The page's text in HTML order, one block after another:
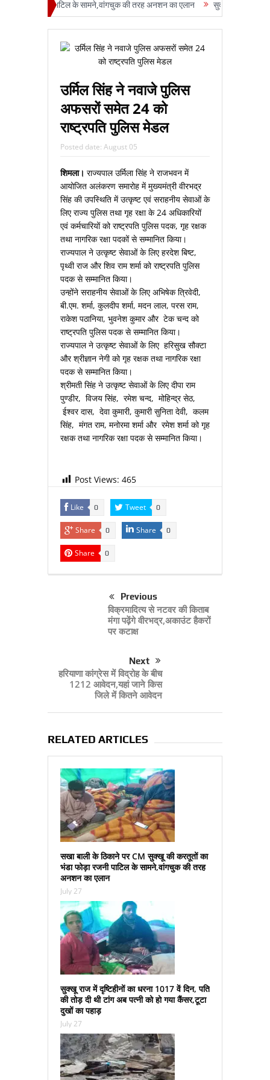
रजनी पाटिल के सामने,वांगचुक की तरह अनशन का एलान सुक्‍खू राज में दृष्टिहीनों
उर्मिल सिंह ने नवाजे पुलिस
अफसरों समेत 24 को
राष्‍ट्रपति पुलिस मेडल
Posted date: August 05
शिमला। राज्यपाल उर्मिला सिंह ने राजभवन में
आयोजित अलंकरण समारोह में मुख्यमंत्री वीरभद्र
सिंह की उपस्थिति में उत्कृष्ट एवं सराहनीय सेवाओं के
लिए राज्य पुलिस तथा गृह रक्षा के 24 अधिकारियों
एवं कर्मचारियों को राष्ट्रपति पुलिस पदक, गृह रक्षक
तथा नागरिक रक्षा पदकों से सम्मानित किया।
राज्यपाल ने उत्कृष्ट सेवाओं के लिए हरदेश बिष्ट,
पृथ्वी राज और शिव राम शर्मा को राष्ट्रपति पुलिस
पदक से सम्मानित किया।
उन्होंने सराहनीय सेवाओं के लिए अभिषेक त्रिवेदी,
बी.एम. शर्मा, कुलदीप शर्मा, मदन लाल, परस राम,
राकेश पठानिया, भुवनेश कुमार और टेक चन्द को
राष्ट्रपति पुलिस पदक से सम्मानित किया।
राज्यपाल ने उत्कृष्ट सेवाओं के लिए हरिसुख सौक्टा
और श्रीज्ञान नेगी को गृह रक्षक तथा नागरिक रक्षा
पदक से सम्मानित किया।
श्रीमती सिंह ने उत्कृष्ट सेवाओं के लिए दीपा राम
पुण्डीर, विजय सिंह, रमेश चन्द, मोहिन्द्र सेठ,
ईश्वर दास, देवा कुमारी, कुमारी सुनिता देवी, कलम
सिंह, मंगत राम, मनोरमा शर्मा और रमेश शर्मा को गृह
रक्षक तथा नागरिक रक्षा पदक से सम्मानित किया।
Post Views: 465
Like 0 Tweet 0
Share 0 Share 0
Share 0
Previous
विक्रमादित्‍य से नटवर की किताब
मंगा पढ़ेंगे वीरभद्र,अकाउंट हैकरों
पर कटाक्ष
Next
हरियाणा कांग्रेस में विद्रोह के बीच
1212 आवेदन,यहां जाने किस
जिले में कितने आवेदन
RELATED ARTICLES
सखा बाली के ठिकाने पर CM सुक्‍खू की करतूतों का
भंडा फोड़ा रजनी पाटिल के सामने,वांगचुक की तरह
अनशन का एलान
July 27
सुक्‍खू राज में दृष्टिहीनों का धरना 1017 वें दिन, पति
की तोड़ दी थी टांग अब पत्‍नी को हो गया कैंसर,टूटा
दुखों का पहाड़
July 27